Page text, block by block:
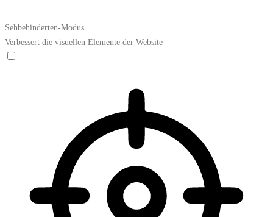
Sehbehinderten-Modus
Verbessert die visuellen Elemente der Website